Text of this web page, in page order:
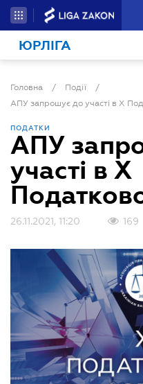
ЮРЛІГА
Головна / Події
/
АПУ запрошує до участі в X
ПОДАТКИ
АПУ
участі в X
26.11.2021, 11:20 169